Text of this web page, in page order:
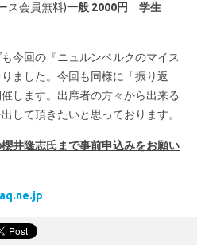
ス会員無料)一般 2000円 学生
今回の『ニュルンベルクのマイス
ました。今回も同様に「振り返
します。出席者の方々から出来る
して頂きたいと思っております。
井隆志氏まで事前申込みをお願い